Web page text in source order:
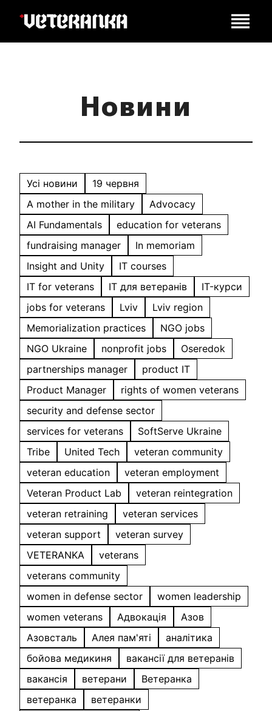
Новини
Усі новини
19 червня
A mother in the military
Advocacy
AI Fundamentals
education for veterans
fundraising manager
In memoriam
Insight and Unity
IT courses
IT for veterans
IT для ветеранів
IT-курси
jobs for veterans
Lviv
Lviv region
Memorialization practices
NGO jobs
NGO Ukraine
nonprofit jobs
Oseredok
partnerships manager
product IT
Product Manager
rights of women veterans
security and defense sector
services for veterans
SoftServe Ukraine
Tribe
United Tech
veteran community
veteran education
veteran employment
Veteran Product Lab
veteran reintegration
veteran retraining
veteran services
veteran support
veteran survey
VETERANKA
veterans
veterans community
women in defense sector
women leadership
women veterans
Адвокація
Азов
Азовсталь
Алея пам'яті
аналітика
бойова медикиня
вакансії для ветеранів
вакансія
ветерани
Ветеранка
ветеранка
ветеранки